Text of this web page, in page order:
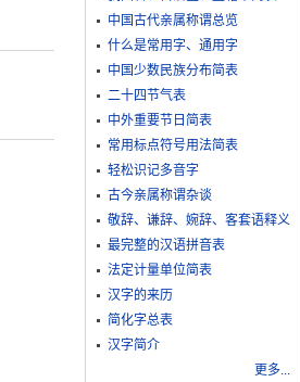
中国古代亲属称谓总览
什么是常用字、通用字
中国少数民族分布简表
二十四节气表
中外重要节日简表
常用标点符号用法简表
轻松识记多音字
古今亲属称谓杂谈
敬​辞​、​谦​辞​、​婉​辞​、​客​套​语​释​义
最完整的汉语拼音表
法定计量单位简表
汉字的来历
简化字总表
汉字简介
更多...